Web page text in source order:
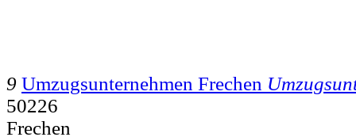
9 Umzugsunternehmen Frechen
50226
Frechen